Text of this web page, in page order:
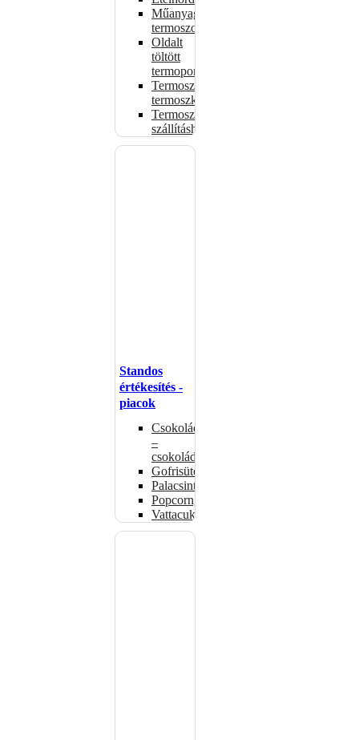
Műanyag
termoszok
Oldalt
töltött
termoportok
Termoszok,
termoszkannák
Termoszsákok
szállításhoz
Standos
értékesítés -
piacok
Csokoládémelegítők
–
csokoládéadagolók
Gofrisütők
Palacsintasütők
Popcorngépek
Vattacukorgép